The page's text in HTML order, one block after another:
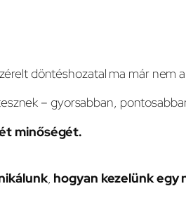
döntéshozatal ma már nem
– gyorsabban,
minőségét.
, hogyan kezelünk egy